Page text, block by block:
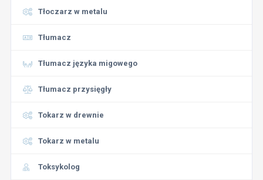
Tłoczarz w metalu
Tłumacz
Tłumacz języka migowego
Tłumacz przysięgły
Tokarz w drewnie
Tokarz w metalu
Toksykolog